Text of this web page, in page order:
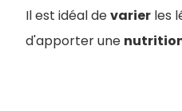
Il est idéal devarier les
d'apporter une